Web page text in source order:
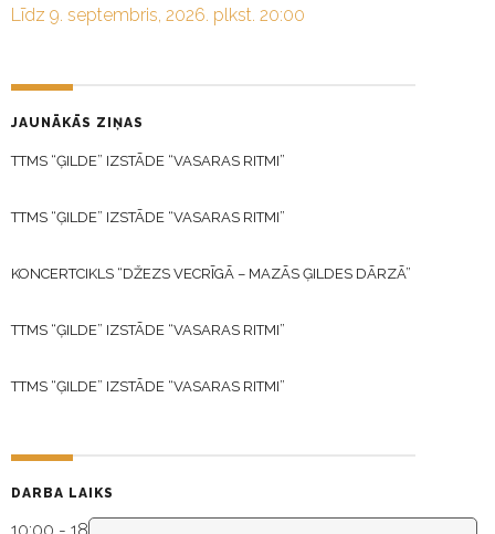
Līdz 9. septembris, 2026. plkst. 20:00
JAUNĀKĀS ZIŅAS
TTMS “ĢILDE” IZSTĀDE “VASARAS RITMI”
TTMS “ĢILDE” IZSTĀDE “VASARAS RITMI”
KONCERTCIKLS “DŽEZS VECRĪGĀ – MAZĀS ĢILDES DĀRZĀ”
TTMS “ĢILDE” IZSTĀDE “VASARAS RITMI”
TTMS “ĢILDE” IZSTĀDE “VASARAS RITMI”
DARBA LAIKS